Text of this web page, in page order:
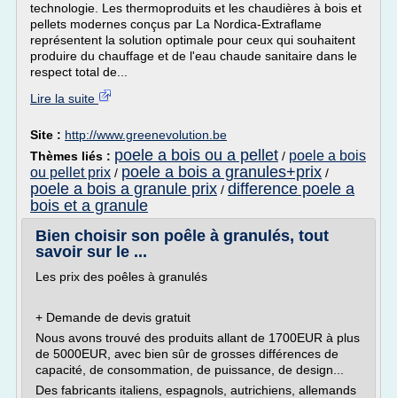
technologie. Les thermoproduits et les chaudières à bois et
pellets modernes conçus par La Nordica-Extraflame
représentent la solution optimale pour ceux qui souhaitent
produire du chauffage et de l'eau chaude sanitaire dans le
respect total de...
Lire la suite
Site : http://www.greenevolution.be
Thèmes liés : poele a bois ou a pellet / poele a bois
ou pellet prix / poele a bois a granules+prix /
poele a bois a granule prix / difference poele a
bois et a granule
Bien choisir son poêle à granulés, tout
savoir sur le ...
Les prix des poêles à granulés
+ Demande de devis gratuit
Nous avons trouvé des produits allant de 1700EUR à plus
de 5000EUR, avec bien sûr de grosses différences de
capacité, de consommation, de puissance, de design...
Des fabricants italiens, espagnols, autrichiens, allemands